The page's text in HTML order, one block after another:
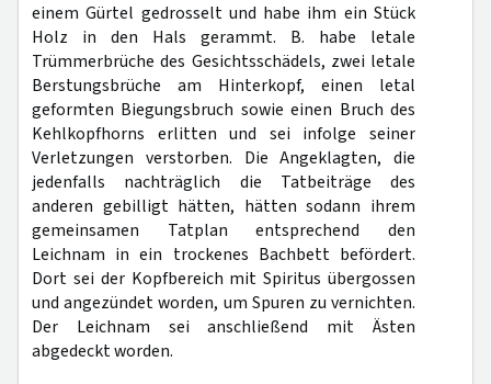
einem Gürtel gedrosselt und habe ihm ein Stück
Holz in den Hals gerammt. B. habe letale
Trümmerbrüche des Gesichtsschädels, zwei letale
Berstungsbrüche am Hinterkopf, einen letal
geformten Biegungsbruch sowie einen Bruch des
Kehlkopfhorns erlitten und sei infolge seiner
Verletzungen verstorben. Die Angeklagten, die
jedenfalls nachträglich die Tatbeiträge des
anderen gebilligt hätten, hätten sodann ihrem
gemeinsamen Tatplan entsprechend den
Leichnam in ein trockenes Bachbett befördert.
Dort sei der Kopfbereich mit Spiritus übergossen
und angezündet worden, um Spuren zu vernichten.
Der Leichnam sei anschließend mit Ästen
abgedeckt worden.